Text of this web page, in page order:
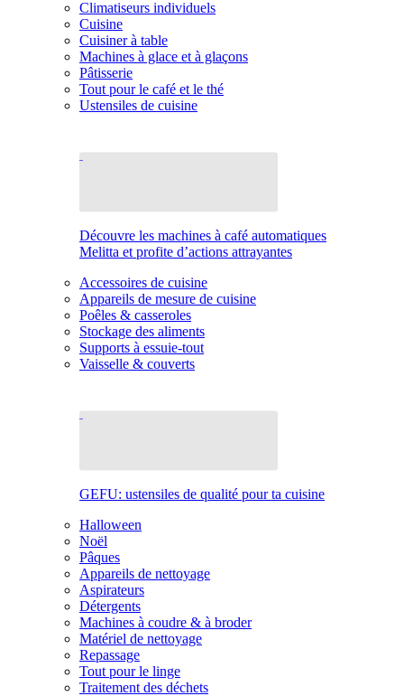
Climatiseurs individuels
Cuisine
Cuisiner à table
Machines à glace et à glaçons
Pâtisserie
Tout pour le café et le thé
Ustensiles de cuisine
Découvre les machines à café automatiques
Melitta et profite d’actions attrayantes
Accessoires de cuisine
Appareils de mesure de cuisine
Poêles & casseroles
Stockage des aliments
Supports à essuie-tout
Vaisselle & couverts
GEFU: ustensiles de qualité pour ta cuisine
Halloween
Noël
Pâques
Appareils de nettoyage
Aspirateurs
Détergents
Machines à coudre & à broder
Matériel de nettoyage
Repassage
Tout pour le linge
Traitement des déchets